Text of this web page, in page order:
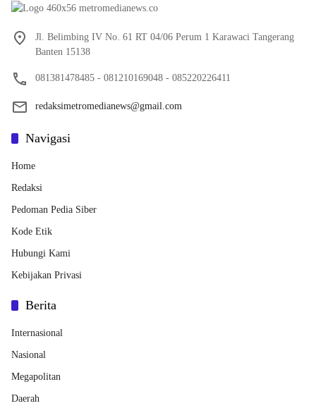
Jl. Belimbing IV No. 61 RT 04/06 Perum 1 Karawaci Tangerang
Banten 15138
081381478485 - 081210169048 - 085220226411
redaksimetromedianews@gmail.com
Navigasi
Home
Redaksi
Pedoman Pedia Siber
Kode Etik
Hubungi Kami
Kebijakan Privasi
Berita
Internasional
Nasional
Megapolitan
Daerah